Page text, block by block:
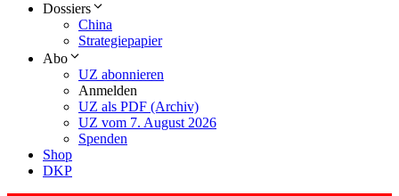
Dossiers
China
Strategiepapier
Abo
UZ abonnieren
Anmelden
UZ als PDF (Archiv)
UZ vom 7. August 2026
Spenden
Shop
DKP